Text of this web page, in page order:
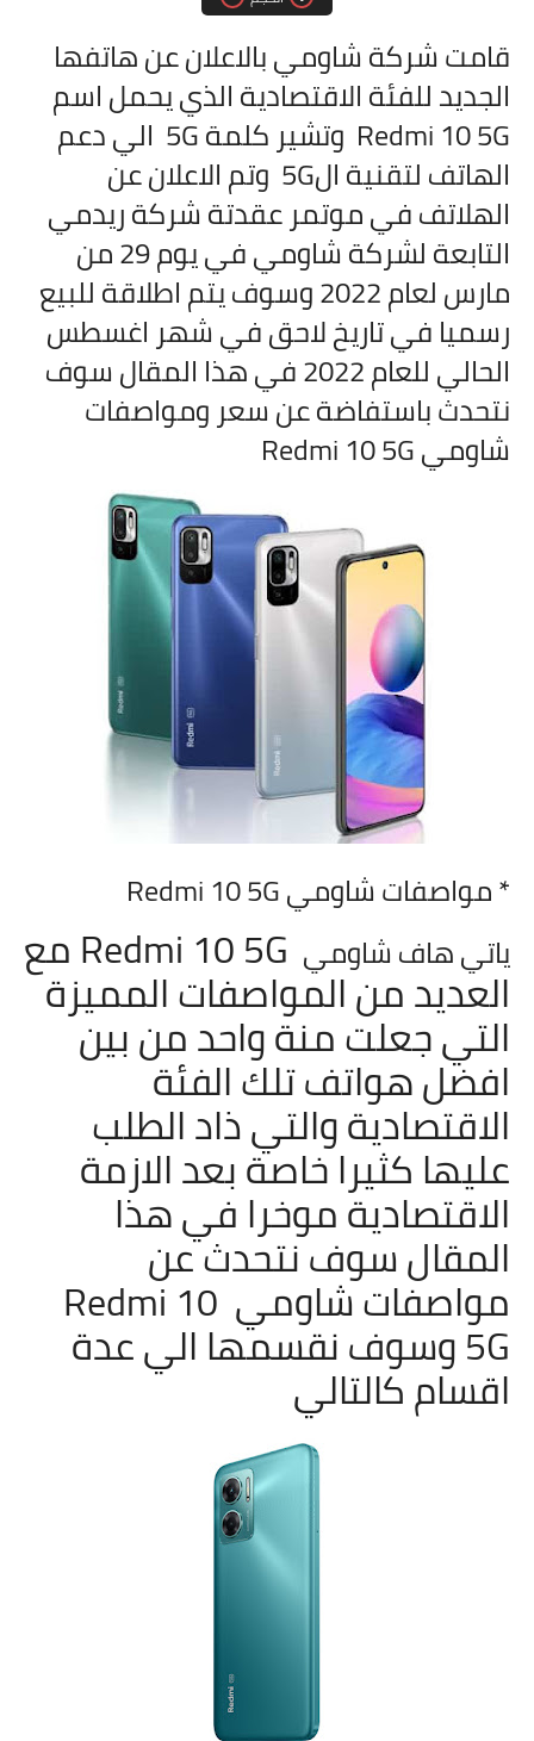
قامت شركة شاومي بالاعلان عن هاتفها
الجديد للفئة الاقتصادية الذي يحمل اسم
Redmi 10 5G وتشير كلمة 5G الي دعم
الهاتف لتقنية ال5G وتم الاعلان عن
الهلاتف في موتمر عقدتة شركة ريدمي
التابعة لشركة شاومي في يوم 29 من
مارس لعام 2022 وسوف يتم اطلاقة للبيع
رسميا في تاريخ لاحق في شهر اغسطس
الحالي للعام 2022 في هذا المقال سوف
نتحدث باستفاضة عن سعر ومواصفات
شاوميRedmi 10 5G
* مواصفات شاوميRedmi 10 5G
ياتي هاف شاومي
Redmi 10 5G مع
العديد من المواصفات المميزة
التي جعلت منة واحد من بين
افضل هواتف تلك الفئة
الاقتصادية والتي ذاد الطلب
عليها كثيرا خاصة بعد الازمة
الاقتصادية موخرا في هذا
المقال سوف نتحدث عن
مواصفات شاومي Redmi 10
5G وسوف نقسمها الي عدة
اقسام كالتالي